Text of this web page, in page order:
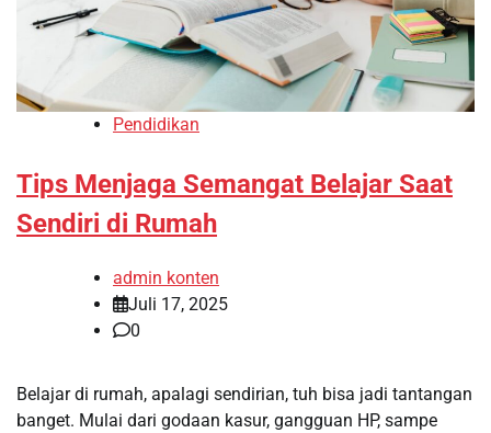
Pendidikan
Tips Menjaga Semangat Belajar Saat
Sendiri di Rumah
admin konten
Juli 17, 2025
0
Belajar di rumah, apalagi sendirian, tuh bisa jadi tantangan
banget. Mulai dari godaan kasur, gangguan HP, sampe